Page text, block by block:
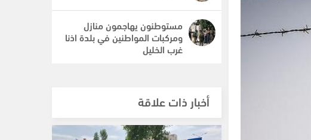
مستوطنون يهاجمون منازل
ومركبات المواطنين في بلدة اذنا
غرب الخليل
أخبار ذات علاقة